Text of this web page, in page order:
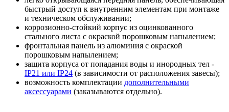
быстрый доступ к внутренним элементам при монтаже
и техническом обслуживании;
коррозионно-стойкий корпус из оцинкованного
стального листа c окраской порошковым напылением;
фронтальная панель из алюминия c окраской
порошковым напылением;
защита корпуса от попадания воды и инородных тел -
IP21 или IP24 (в зависимости от расположения завесы);
возможность комплектации дополнительными
аксессуарами (заказываются отдельно).